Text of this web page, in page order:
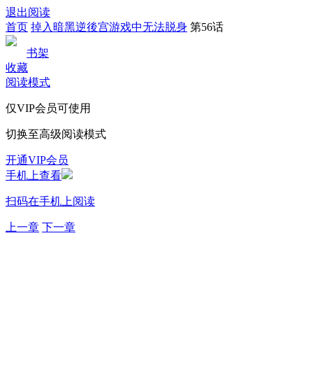
退出阅读
首页 掉入暗黑逆後宫游戏中无法脱身 第56话
书架
收藏
阅读模式
仅VIP会员可使用
切换至高级阅读模式
开通VIP会员
手机上查看
扫码在手机上阅读
上一章 下一章